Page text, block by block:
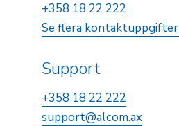
+358 18 22 222
Se flera kontaktuppgifter
Support
+358 18 22 222
support@alcom.ax